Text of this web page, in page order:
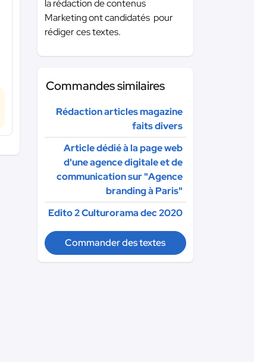
la rédaction de contenus
Marketing ont candidatés pour
rédiger ces textes.
Commandes similaires
Rédaction articles magazine
faits divers
Article dédié à la page web
d'une agence digitale et de
communication sur "Agence
branding à Paris"
Edito 2 Culturorama dec 2020
Commander des textes